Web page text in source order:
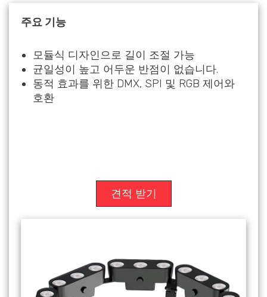
주요 기능
모듈식 디자인으로 길이 조절 가능
균일성이 높고 어두운 반점이 없습니다.
동적 효과를 위한 DMX, SPI 및 RGB 제어와
호환
견적 받기